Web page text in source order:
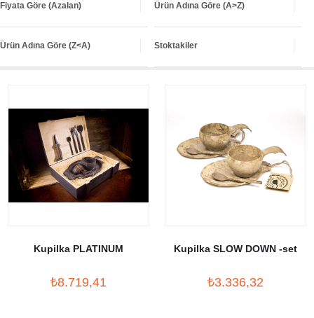
Fiyata Göre (Azalan) Ürün Adına Göre (A>Z)
Ürün Adına Göre (Z<A) Stoktakiler
Kupilka PLATINUM
₺8.719,41
Kupilka SLOW DOWN -set
₺3.336,32